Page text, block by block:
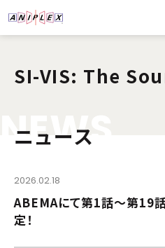
SI-VIS: The
NEWS
ニュース
2026.02.18
ABEMAにて第1話～第19
定！